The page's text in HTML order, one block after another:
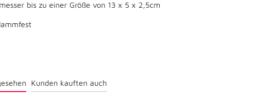
bis zu einer Größe von 13 x 5 x 2,5cm
Kunden kauften auch